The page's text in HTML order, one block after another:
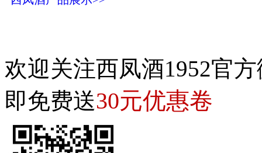
欢迎关注西凤酒1952官
即免费送30元优惠卷